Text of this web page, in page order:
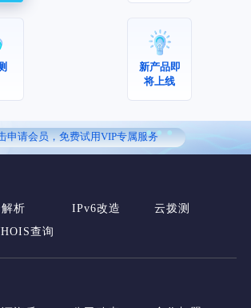
新产品即
将上线
...
申请会员，免费试用VIP专属服务
析 IPv6改造
云拨测
查询